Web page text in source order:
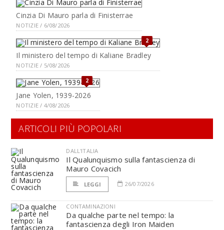
Cinzia Di Mauro parla di Finisterrae
NOTIZIE / 6/08/2026
2
Il ministero del tempo di Kaliane Bradley
NOTIZIE / 5/08/2026
2
Jane Yolen, 1939-2026
NOTIZIE / 4/08/2026
ARTICOLI PIÙ POPOLARI
DALL'ITALIA
Il Qualunquismo sulla fantascienza di
Mauro Covacich
LEGGI 26/07/2026
CONTAMINAZIONI
Da qualche parte nel tempo: la
fantascienza degli Iron Maiden